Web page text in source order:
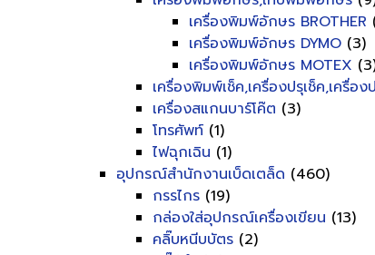
เครื่องพิมพ์อักษร BROTHER
เครื่องพิมพ์อักษร DYMO (3)
เครื่องพิมพ์อักษร MOTEX
เครื่องพิมพ์เช็ค,เครื่องปรุเช็ค,เครื่อง
เครื่องสแกนบาร์โค๊ต (3)
โทรศัพท์ (1)
ไฟฉุกเฉิน (1)
อุปกรณ์สำนักงานเบ็ดเตล็ด (460)
กรรไกร (19)
กล่องใส่อุปกรณ์เครื่องเขียน (13)
คลิ๊บหนีบบัตร (2)